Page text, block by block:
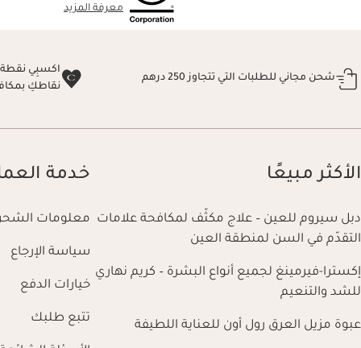
معرفة المزيد
شحن مجاني للطلبات التي تتجاوز 250 درهم
نقاطكِ
الأكثر مبيعًا
دبل سيروم للعين – علاج مكثّف لمكافحة علامات
التقدّم في السن لمنطقة العين
إكسترا-فيرمينغ لجميع أنواع البشرة – كريم نهاري
للشد والتنعيم
عبوة مزيل العرق رول أون للعناية اللطيفة
خدمة
معلومات
سياسة الإرجاع
خيارات الدفع
تتبع طلبك